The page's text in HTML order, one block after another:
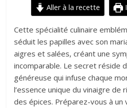
Aller à la recette
Cette spécialité culinaire
séduit les papilles avec son
aigres et salées, créant une
incomparable. Le secret réside
généreuse qui infuse chaque
l’essence unique du vinaigre de
des épices. Préparez-vous à un